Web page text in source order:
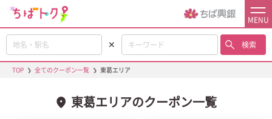
MENU
✕ 検索
TOP ❯ 全てのクーポン一覧 ❯ 東葛エリア
東葛エリアのクーポン一覧